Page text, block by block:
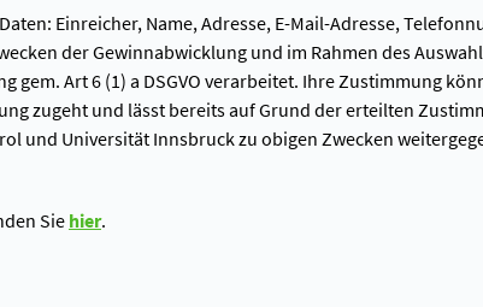
Einreicher, Name, Adresse, E-Mail-Adresse,
der Gewinnabwicklung und im Rahmen des
gem. Art 6 (1) a DSGVO verarbeitet. Ihre Zustimmung
zugeht und lässt bereits auf Grund der erteilten
und Universität Innsbruck zu obigen Zwecken
Sie hier.